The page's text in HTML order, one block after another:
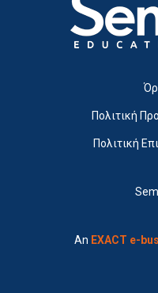
Πολιτική
Πολιτική
An EXACT e-